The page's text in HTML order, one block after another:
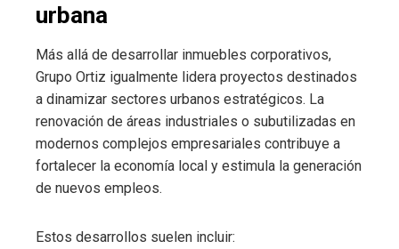
urbana
Más allá de desarrollar inmuebles corporativos,
Grupo Ortiz igualmente lidera proyectos destinados
a dinamizar sectores urbanos estratégicos. La
renovación de áreas industriales o subutilizadas en
modernos complejos empresariales contribuye a
fortalecer la economía local y estimula la generación
de nuevos empleos.
Estos desarrollos suelen incluir: